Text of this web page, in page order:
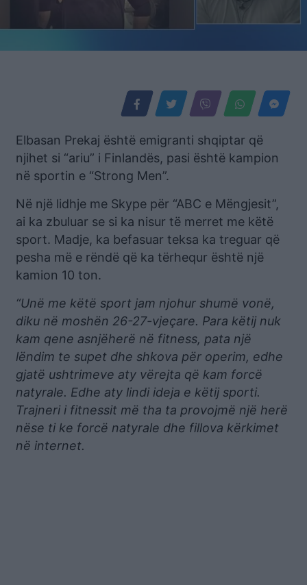
Elbasan Prekaj është emigranti shqiptar që
njihet si “ariu” i Finlandës, pasi është kampion
në sportin e “Strong Men”.
Në një lidhje me Skype për “ABC e Mëngjesit”,
ai ka zbuluar se si ka nisur të merret me këtë
sport. Madje, ka befasuar teksa ka treguar që
pesha më e rëndë që ka tërhequr është një
kamion 10 ton.
“Unë me këtë sport jam njohur shumë vonë,
diku në moshën 26-27-vjeçare. Para këtij nuk
kam qene asnjëherë në fitness, pata një
lëndim te supet dhe shkova për operim, edhe
gjatë ushtrimeve aty vërejta që kam forcë
natyrale. Edhe aty lindi ideja e këtij sporti.
Trajneri i fitnessit më tha ta provojmë një herë
nëse ti ke forcë natyrale dhe fillova kërkimet
në internet.